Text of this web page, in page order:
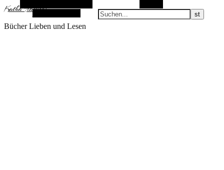
KathaFlauschi
Bücher Lieben und Lesen
Zufallsauswahl